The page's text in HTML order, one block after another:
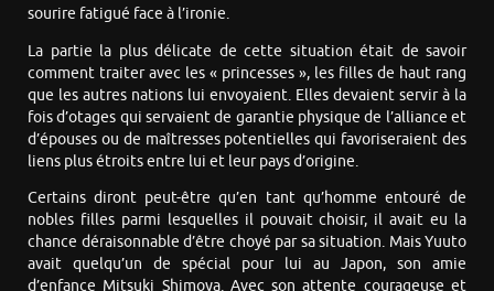
sourire fatigué face à l’ironie.
La partie la plus délicate de cette situation était de savoir
comment traiter avec les « princesses », les filles de haut rang
que les autres nations lui envoyaient. Elles devaient servir à la
fois d’otages qui servaient de garantie physique de l’alliance et
d’épouses ou de maîtresses potentielles qui favoriseraient des
liens plus étroits entre lui et leur pays d’origine.
Certains diront peut-être qu’en tant qu’homme entouré de
nobles filles parmi lesquelles il pouvait choisir, il avait eu la
chance déraisonnable d’être choyé par sa situation. Mais Yuuto
avait quelqu’un de spécial pour lui au Japon, son amie
d’enfance Mitsuki Shimoya. Avec son attente courageuse et